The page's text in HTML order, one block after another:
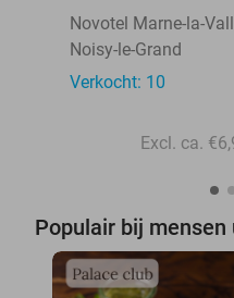
Novotel Marne-la-
Noisy-le-Grand
Verkocht: 10
Excl. ca.
Populair bij mensen